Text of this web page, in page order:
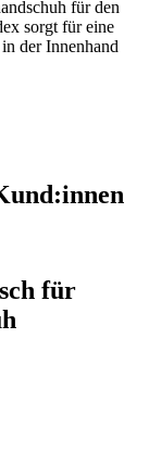
für den
sorgt für eine
der Innenhand
für